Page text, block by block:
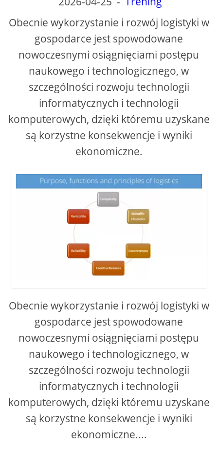
Obecnie wykorzystanie i rozwój logistyki w
gospodarce jest spowodowane
nowoczesnymi osiągnięciami postępu
naukowego i technologicznego, w
szczególności rozwoju technologii
informatycznych i technologii
komputerowych, dzięki któremu uzyskane
są korzystne konsekwencje i wyniki
ekonomiczne.
Obecnie wykorzystanie i rozwój logistyki w
gospodarce jest spowodowane
nowoczesnymi osiągnięciami postępu
naukowego i technologicznego, w
szczególności rozwoju technologii
informatycznych i technologii
komputerowych, dzięki któremu uzyskane
są korzystne konsekwencje i wyniki
ekonomiczne....